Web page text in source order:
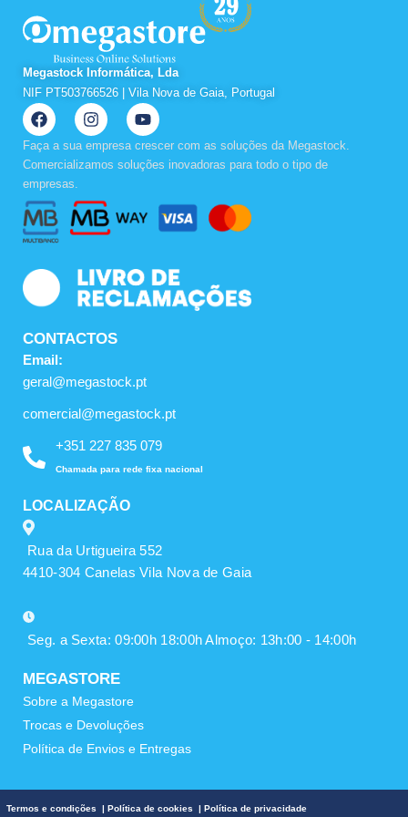
Megastock Informática, Lda
NIF PT503766526 | Vila Nova de Gaia, Portugal
F
a
c
e
o
o
k
I
n
s
t
r
a
m
Y
o
u
t
u
e
Faça a sua empresa crescer com as soluções da Megastock.
Comercializamos soluções inovadoras para todo o tipo de
empresas.
CONTACTOS
Email:
geral@megastock.pt
comercial@megastock.pt
+351 227 835 079
Chamada para rede fixa nacional
LOCALIZAÇÃO
Rua da Urtigueira 552
4410-304 Canelas Vila Nova de Gaia
Seg. a Sexta: 09:00h 18:00h Almoço: 13h:00 - 14:00h
MEGASTORE
Sobre a Megastore
Trocas e Devoluções
Política de Envios e Entregas
Termos e condições | Política de cookies | Política de privacidade